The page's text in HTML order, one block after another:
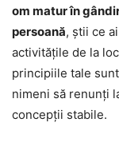
om matur în
persoană, știi ce
activitățile de la
principiile tale
nimeni să renunți
concepții stabile.